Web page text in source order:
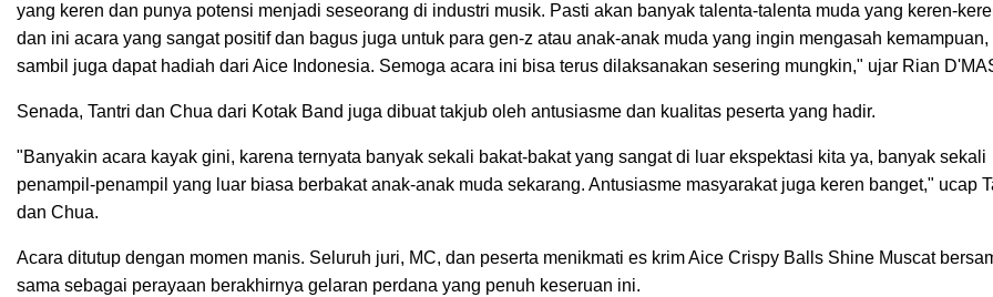
yang keren dan punya potensi menjadi seseorang di industri musik. Pasti akan banyak talenta-talenta muda yang keren-
dan ini acara yang sangat positif dan bagus juga untuk para gen-z atau anak-anak muda yang ingin mengasah kemampuan,
sambil juga dapat hadiah dari Aice Indonesia. Semoga acara ini bisa terus dilaksanakan sesering mungkin," ujar Rian
Senada, Tantri dan Chua dari Kotak Band juga dibuat takjub oleh antusiasme dan kualitas peserta yang hadir.
"Banyakin acara kayak gini, karena ternyata banyak sekali bakat-bakat yang sangat di luar ekspektasi kita ya, banyak sekali
penampil-penampil yang luar biasa berbakat anak-anak muda sekarang. Antusiasme masyarakat juga keren banget," ucap
dan Chua.
Acara ditutup dengan momen manis. Seluruh juri, MC, dan peserta menikmati es krim Aice Crispy Balls Shine Muscat
sama sebagai perayaan berakhirnya gelaran perdana yang penuh keseruan ini.